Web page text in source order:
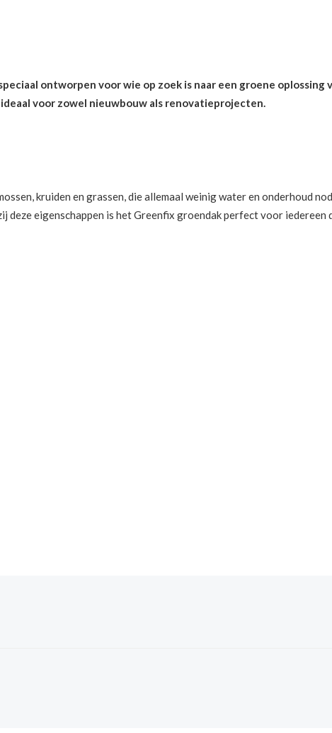
ontworpen voor wie op zoek is naar een groene oplossing
voor zowel nieuwbouw als renovatieprojecten.
kruiden en grassen, die allemaal weinig water en onderhoud
eigenschappen is het Greenfix groendak perfect voor iedereen